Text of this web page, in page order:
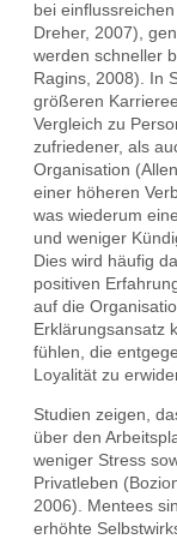
bei
Dreher, 2007),
werden schneller
Ragins, 2008). In
größeren
Vergleich zu
zufriedener, als
Organisation
einer höheren
was wiederum
und weniger
Dies wird häufig
positiven
auf die
Erklärungsansatz
fühlen, die
Loyalität zu
Studien zeigen,
über den
weniger Stress
Privatleben
2006). Mentees
erhöhte